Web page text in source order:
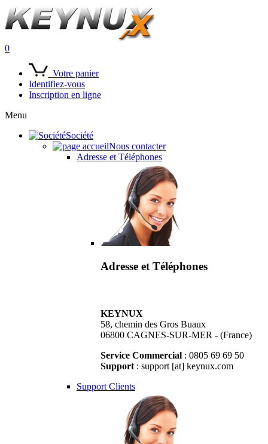
0
Votre panier
Identifiez-vous
Inscription en ligne
Menu
Société
Nous contacter
Adresse et Téléphones
Adresse et Téléphones
KEYNUX
58, chemin des Gros Buaux
06800 CAGNES-SUR-MER - (France)
Service Commercial : 0805 69 69 50
Support : support [at] keynux.com
Support Clients